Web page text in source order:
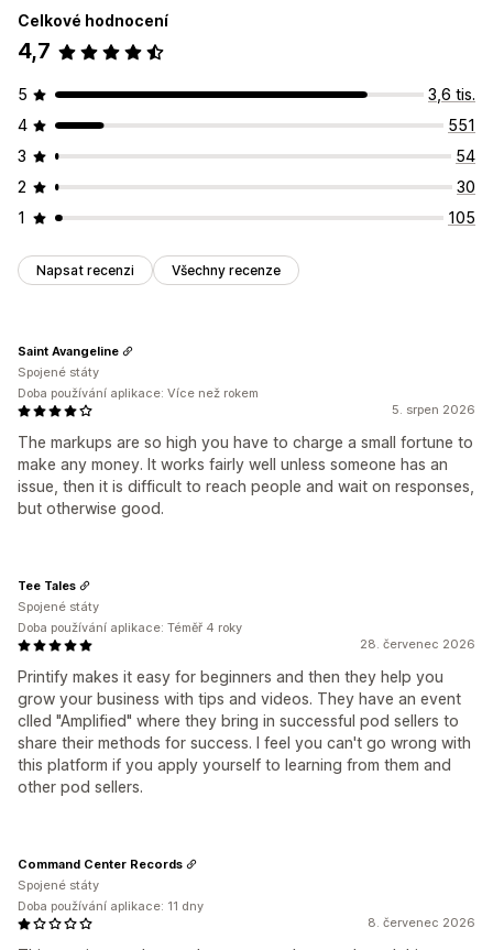
Celkové hodnocení
4,7
5
3,6 tis.
4
551
3
54
2
30
1
105
Napsat recenzi Všechny recenze
5. srpen 2026
The markups are so high you have to charge a small fortune to
make any money. It works fairly well unless someone has an
issue, then it is difficult to reach people and wait on responses,
but otherwise good.
Saint Avangeline
Spojené státy
Doba používání aplikace: Více než rokem
28. červenec 2026
Printify makes it easy for beginners and then they help you
grow your business with tips and videos. They have an event
clled "Amplified" where they bring in successful pod sellers to
share their methods for success. I feel you can't go wrong with
this platform if you apply yourself to learning from them and
other pod sellers.
Tee Tales
Spojené státy
Doba používání aplikace: Téměř 4 roky
8. červenec 2026
Command Center Records
Spojené státy
Doba používání aplikace: 11 dny